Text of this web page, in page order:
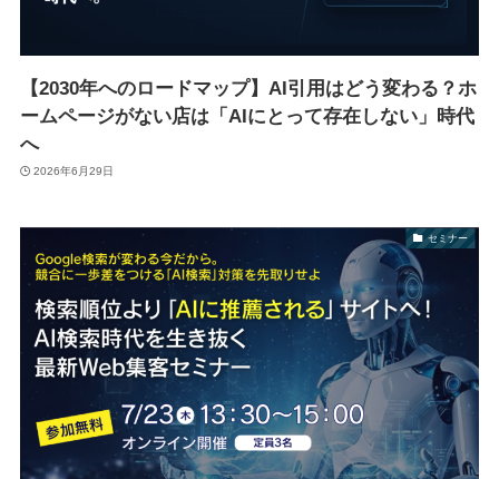
【2030年へのロードマップ】AI引用はどう変わる？ホ
ームページがない店は「AIにとって存在しない」時代
へ
2026年6月29日
セミナー